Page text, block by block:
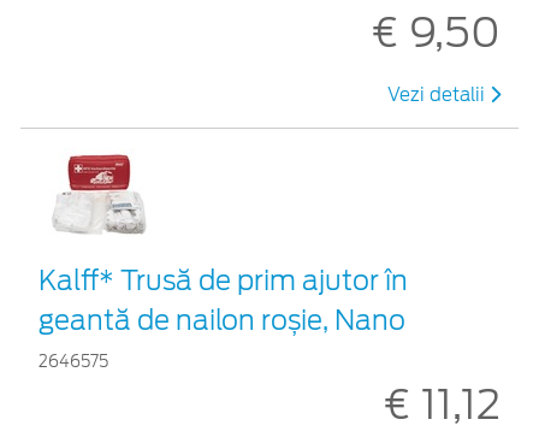
€ 9,50
Vezi detalii
Kalff* Trusă de prim ajutor în
geantă de nailon roșie, Nano
2646575
€ 11,12